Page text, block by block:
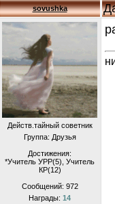
sovushka
Действ.тайный советник
Группа: Друзья
Достижения:
*Учитель УРР(5), Учитель
КР(12)
Сообщений: 972
Награды: 14